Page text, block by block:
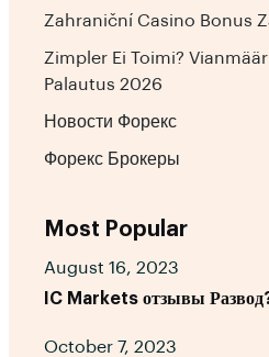
Zahraniční Casino Bonus
Zimpler Ei Toimi?
Palautus 2026
Новости Форекс
Форекс Брокеры
Most Popular
August 16, 2023
IC Markets отзывы
October 7, 2023